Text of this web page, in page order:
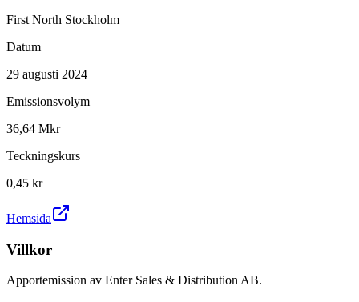
First North Stockholm
Datum
29 augusti 2024
Emissionsvolym
36,64 Mkr
Teckningskurs
0,45 kr
Hemsida
Villkor
Apportemission av Enter Sales & Distribution AB.